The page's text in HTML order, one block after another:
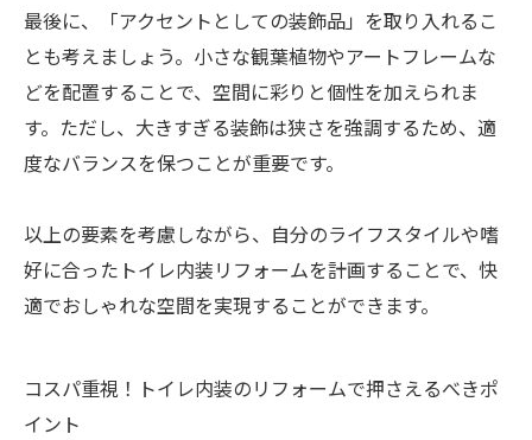
最後に、「アクセントとしての装飾品」を取り入れるこ
とも考えましょう。小さな観葉植物やアートフレームな
どを配置することで、空間に彩りと個性を加えられま
す。ただし、大きすぎる装飾は狭さを強調するため、適
度なバランスを保つことが重要です。
以上の要素を考慮しながら、自分のライフスタイルや嗜
好に合ったトイレ内装リフォームを計画することで、快
適でおしゃれな空間を実現することができます。
コスパ重視！トイレ内装のリフォームで押さえるべきポ
イント